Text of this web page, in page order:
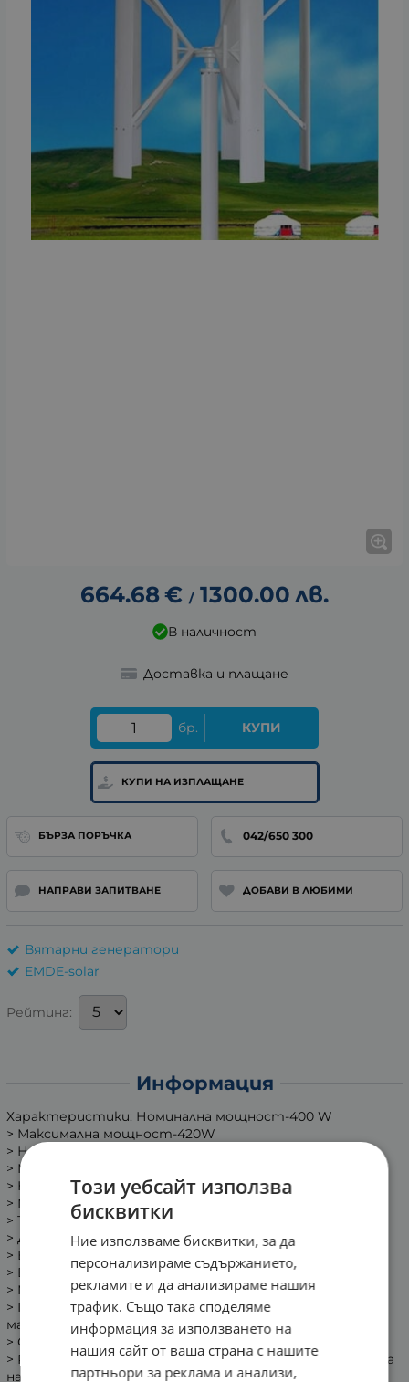
664.68€ / 1300.00 лв.
В наличност
Доставка и плащане
бр. КУПИ
КУПИ НА ИЗПЛАЩАНЕ
БЪРЗА ПОРЪЧКА 042/650 300
НАПРАВИ ЗАПИТВАНЕ ДОБАВИ В ЛЮБИМИ
Вятарни генератори
EMDE-solar
Рейтинг:
Информация
Характеристики: Номинална мощност-400 W
> Максимална мощност-420W
> Номинално напрежение-12 / 24V
> Минимална скорост на вятъра - 2,5 m / s
> Нормална скорост на вятъра - 12 m / s
> Максимална скорост на вятъра - 35 m / s
> Тегло - kg
> Диаметър на колелото - 1,4 м
> Височина на колелото - 1,0 м
> Брой витла-4
> Материал на пропелера - алуминиева сплав
> Генератор-трифазен AC генератор с постоянен
магнит
> Система за управление - електромагнит
> Регулиране на скоростта - автоматична настройка
на вятъра
Този уебсайт използва
бисквитки
Ние използваме бисквитки, за да
персонализираме съдържанието,
рекламите и да анализираме нашия
трафик. Също така споделяме
информация за използването на
нашия сайт от ваша страна с нашите
партньори за реклама и анализи,